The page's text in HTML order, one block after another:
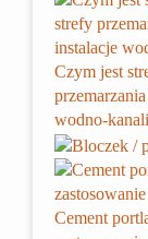
Czym jest
wodno-
Cement